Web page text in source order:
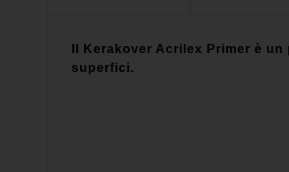
Il Kerakover Acrilex Primer è
superfici.